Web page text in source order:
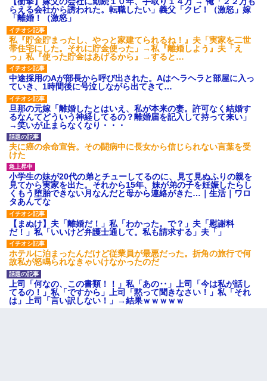
らえる会社から誘われた。転職したい」義父「クビ！（激怒」嫁
「離婚！（激怒」
私『貯金貯まったし、やっと家建てられるね！』夫「実家を二世
帯住宅にした。それに貯金使った」→私『離婚しよう』夫「え
っ」私『使った貯金はあげるから』→すると…
中途採用のAが部長から呼び出された。Aはヘラヘラと部屋に入っ
ていき、1時間後に号泣しながら出てきて…
旦那の元嫁「離婚したとはいえ、私が本来の妻。許可なく結婚す
るなんてどういう神経してるの？離婚届を記入して持って来い」
→笑いが止まらなくなり・・・
夫に癌の余命宣告。その闘病中に長女から信じられない言葉を受
けた
小学生の妹が20代の弟とチューしてるのに、見て見ぬふりの親を
見てから実家を出た。それから15年、妹が弟の子を妊娠したらし
くもう堕胎できない月なんだと母から連絡がきた…｜生活｜ワロ
タあんてな
【まぬけ】夫「離婚だ！」私「わかった。で？」夫「慰謝料
だ！」私「いいけど弁護士通して。私も請求する」夫「」
ホテルに泊まったんだけど従業員が最悪だった。折角の旅行で何
故私が怒鳴られなきゃいけなかったのだ
上司「何なの、この書類！！」私「あの‥」上司「今は私が話し
てるの！」私「ですから」上司「黙って聞きなさい！」私「それ
は」上司「言い訳しない！」→結果ｗｗｗｗｗ